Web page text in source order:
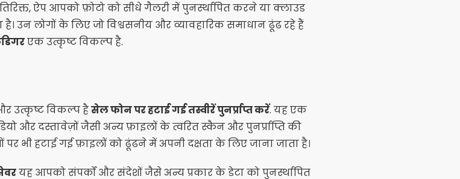
ऐप आपको फ़ोटो को सीधे गैलरी में पुनर्स्थापित करने या क्लाउड
उन लोगों के लिए जो विश्वसनीय और व्यावहारिक समाधान ढूंढ रहे हैं
एक उत्कृष्ट विकल्प है.
उत्कृष्ट विकल्प हैसेल फोन पर हटाई गई तस्वीरें पुनर्प्राप्त करें. यह एक
और दस्तावेज़ों जैसी अन्य फ़ाइलों के त्वरित स्कैन और पुनर्प्राप्ति की
भी हटाई गई फ़ाइलों को ढूंढने में अपनी दक्षता के लिए जाना जाता है।
यह आपको संपर्कों और संदेशों जैसे अन्य प्रकार के डेटा को पुनर्स्थापित